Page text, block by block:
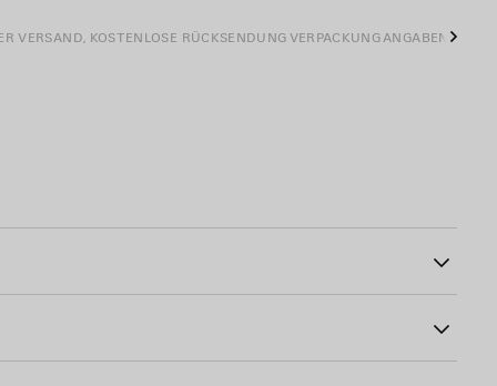
VERSAND, KOSTENLOSE RÜCKSENDUNG VERPACKUNGANGABEN ZU
und hypoallergen